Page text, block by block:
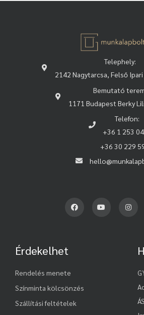
Telephely:
2142 Nagytarcsa, Felső
Bemutató
1171 Budapest Berky
Telefon:
+36 1 253
+36 30 229
Érdekelhet
Rendelés menete
Színminta kölcsönzés
Szállítási feltételek